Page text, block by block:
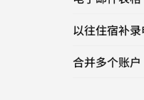
以往住宿补
合并多个账户